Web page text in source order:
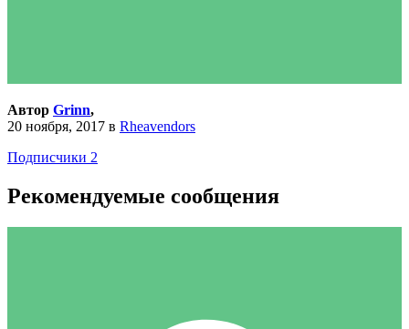
Автор Grinn,
20 ноября, 2017 в Rheavendors
Подписчики 2
Рекомендуемые сообщения